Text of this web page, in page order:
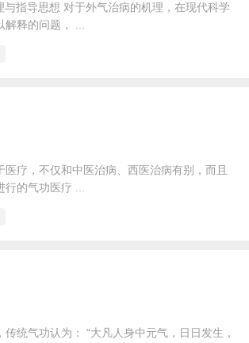
指导思想 对于外气治病的机理，在现代科学
释的问题， ...
医疗，不仅和中医治病、西医治病有别，而且
的气功医疗 ...
统气功认为： “大凡人身中元气，日日发生，